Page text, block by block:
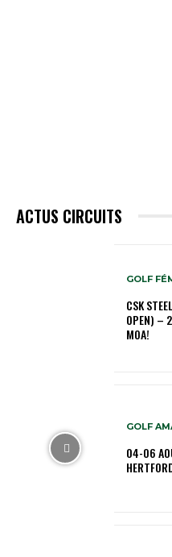
ACTUS CIRCUITS
GOLF
CSK
OPEN) –
MOA!
GOLF
04-06